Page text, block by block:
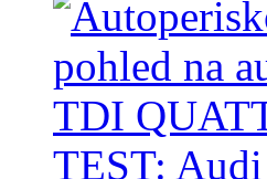
TEST: